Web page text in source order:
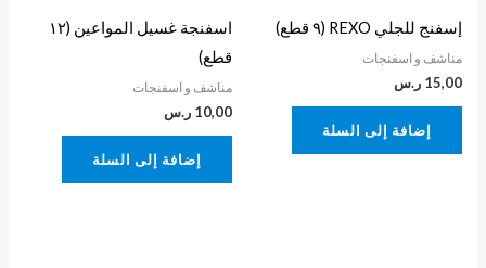
إسفنج للجلي REXO (٩ قطع)
مناشف و اسفنجات
15,00 ر.س
إضافة إلى السلة
اسفنجة غسيل المواعين (١٢
قطع)
مناشف و اسفنجات
10,00 ر.س
إضافة إلى السلة